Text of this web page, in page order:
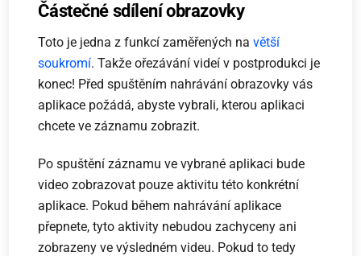
Částečné sdílení obrazovky
Toto je jedna z funkcí zaměřených navětší
soukromí. Takže ořezávání videí v postprodukci je
konec! Před spuštěním nahrávání obrazovky vás
aplikace požádá, abyste vybrali, kterou aplikaci
chcete ve záznamu zobrazit.
Po spuštění záznamu ve vybrané aplikaci bude
video zobrazovat pouze aktivitu této konkrétní
aplikace. Pokud během nahrávání aplikace
přepnete, tyto aktivity nebudou zachyceny ani
zobrazeny ve výsledném videu. Pokud to tedy